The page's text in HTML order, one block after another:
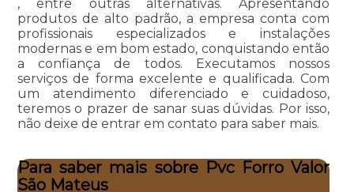
, entre outras alternativas. Apresentando
produtos de alto padrão, a empresa conta com
profissionais especializados e instalações
modernas e em bom estado, conquistando então
a confiança de todos. Executamos nossos
serviços de forma excelente e qualificada. Com
um atendimento diferenciado e cuidadoso,
teremos o prazer de sanar suas dúvidas. Por isso,
não deixe de entrar em contato para saber mais.
Para saber mais sobre Pvc Forro Valor
São Mateus